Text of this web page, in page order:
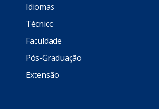
Idiomas
Técnico
Faculdade
Pós-Graduação
Extensão